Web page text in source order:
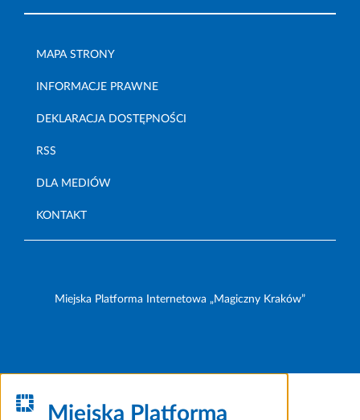
MAPA STRONY
INFORMACJE PRAWNE
DEKLARACJA DOSTĘPNOŚCI
RSS
DLA MEDIÓW
KONTAKT
Miejska Platforma Internetowa „Magiczny Kraków”
Miejska Platforma